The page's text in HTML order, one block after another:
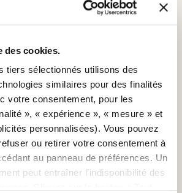
des cookies.
tiers sélectionnés utilisons des
similaires pour des finalités
votre consentement, pour les
», « expérience », « mesure » et
personnalisées). Vous pouvez
ou retirer votre consentement à
au panneau de préférences. Un
peut entraîner l’indisponibilité des
– (RN) Italia